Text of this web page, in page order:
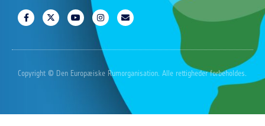
Copyright © Den Europæiske Rumorganisation. Alle rettigheder forbeholdes.